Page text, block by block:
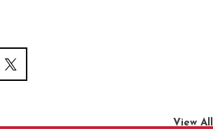
View All